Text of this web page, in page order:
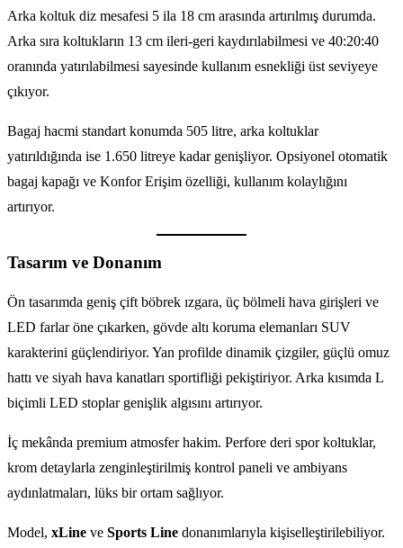
Arka koltuk diz mesafesi 5 ila 18 cm arasında artırılmış durumda.
Arka sıra koltukların 13 cm ileri-geri kaydırılabilmesi ve 40:20:40
oranında yatırılabilmesi sayesinde kullanım esnekliği üst seviyeye
çıkıyor.
Bagaj hacmi standart konumda 505 litre, arka koltuklar
yatırıldığında ise 1.650 litreye kadar genişliyor. Opsiyonel otomatik
bagaj kapağı ve Konfor Erişim özelliği, kullanım kolaylığını
artırıyor.
Tasarım ve Donanım
Ön tasarımda geniş çift böbrek ızgara, üç bölmeli hava girişleri ve
LED farlar öne çıkarken, gövde altı koruma elemanları SUV
karakterini güçlendiriyor. Yan profilde dinamik çizgiler, güçlü omuz
hattı ve siyah hava kanatları sportifliği pekiştiriyor. Arka kısımda L
biçimli LED stoplar genişlik algısını artırıyor.
İç mekânda premium atmosfer hakim. Perfore deri spor koltuklar,
krom detaylarla zenginleştirilmiş kontrol paneli ve ambiyans
aydınlatmaları, lüks bir ortam sağlıyor.
Model, xLine ve Sports Line donanımlarıyla kişiselleştirilebiliyor.